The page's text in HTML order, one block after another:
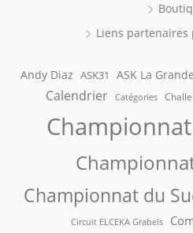
Liens partenaires
Andy Diaz ASK31 ASK La
Calendrier Catégories
Championnat du
Circuit ELCEKA Grabels